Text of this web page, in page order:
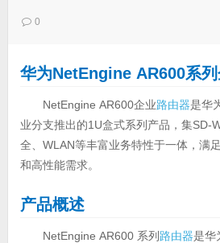
0
华为NetEngine AR600系
NetEngine AR600企业路由器是华
业分支推出的1U盒式系列产品，集SD-
全、WLAN等丰富业务特性于一体，满
和高性能需求。
产品概述
NetEngine AR600 系列 路由器是华